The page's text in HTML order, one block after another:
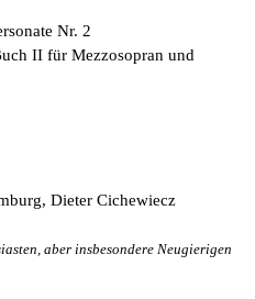
Nr. 2
II für Mezzosopran und
Dieter Cichewiecz
aber insbesondere Neugierigen